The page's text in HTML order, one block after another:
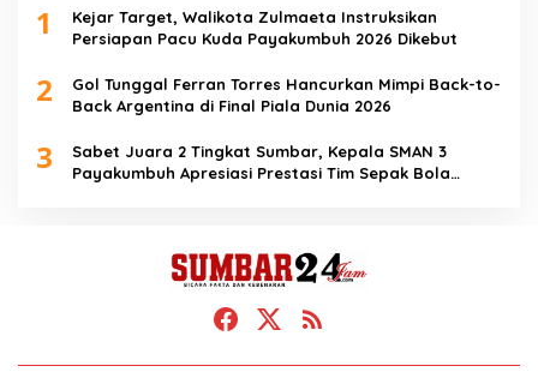
1
Kejar Target, Walikota Zulmaeta Instruksikan
Persiapan Pacu Kuda Payakumbuh 2026 Dikebut
2
Gol Tunggal Ferran Torres Hancurkan Mimpi Back-to-
Back Argentina di Final Piala Dunia 2026
3
Sabet Juara 2 Tingkat Sumbar, Kepala SMAN 3
Payakumbuh Apresiasi Prestasi Tim Sepak Bola